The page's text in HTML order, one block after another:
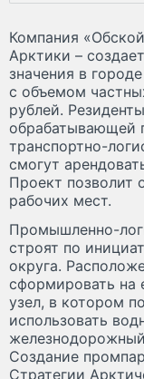
Компания
Арктики –
значения в
с объемом
рублей.
обрабатывающей
транспортно-
смогут
Проект позволит
рабочих мест.
Промышленно-
строят по
округа.
сформировать на
узел, в котором
использовать
Создание
Стратегии